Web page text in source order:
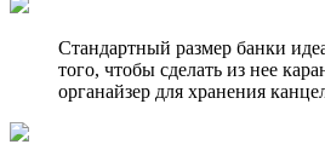
Стандартный размер банки
того, чтобы сделать из нее
органайзер для хранения